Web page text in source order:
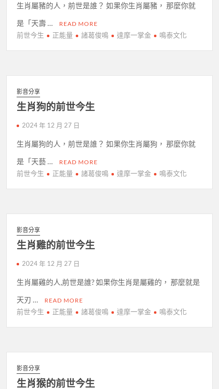
生肖屬豬的人，前世是誰？ 如果你生肖屬豬， 那麼你就
是「天壽 …
READ MORE
前世今生 正能量 諸葛俊鳴 達摩一掌金 鳴泰文化
影音分享
生肖狗的前世今生
2024 年 12 月 27 日
生肖屬狗的人，前世是誰？ 如果你生肖屬狗， 那麼你就
是「天藝 …
READ MORE
前世今生 正能量 諸葛俊鳴 達摩一掌金 鳴泰文化
影音分享
生肖雞的前世今生
2024 年 12 月 27 日
生肖屬雞的人,前世是誰? 如果你生肖是屬雞的， 那麼就是
天刃 …
READ MORE
前世今生 正能量 諸葛俊鳴 達摩一掌金 鳴泰文化
影音分享
生肖猴的前世今生